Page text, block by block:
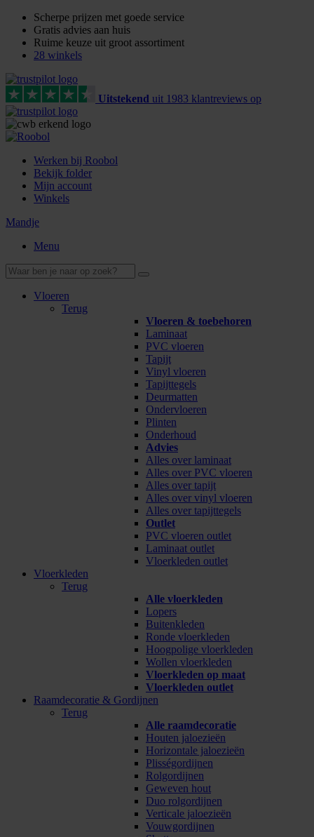
Scherpe prijzen met goede service
Gratis advies aan huis
Ruime keuze uit groot assortiment
28 winkels
Uitstekend uit 1983 klantreviews op
Werken bij Roobol
Bekijk folder
Mijn account
Winkels
Mandje
Menu
Vloeren
Terug
Vloeren & toebehoren
Laminaat
PVC vloeren
Tapijt
Vinyl vloeren
Tapijttegels
Deurmatten
Ondervloeren
Plinten
Onderhoud
Advies
Alles over laminaat
Alles over PVC vloeren
Alles over tapijt
Alles over vinyl vloeren
Alles over tapijttegels
Outlet
PVC vloeren outlet
Laminaat outlet
Vloerkleden outlet
Vloerkleden
Terug
Alle vloerkleden
Lopers
Buitenkleden
Ronde vloerkleden
Hoogpolige vloerkleden
Wollen vloerkleden
Vloerkleden op maat
Vloerkleden outlet
Raamdecoratie & Gordijnen
Terug
Alle raamdecoratie
Houten jaloezieën
Horizontale jaloezieën
Plisségordijnen
Rolgordijnen
Geweven hout
Duo rolgordijnen
Verticale jaloezieën
Vouwgordijnen